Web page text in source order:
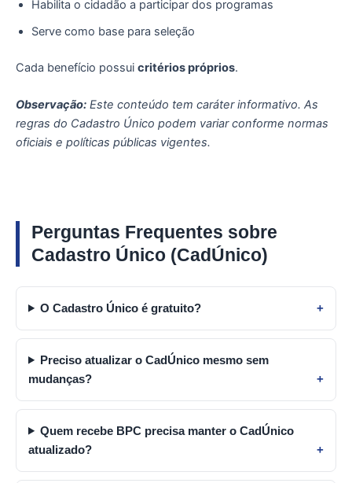
Habilita o cidadão a participar dos programas
Serve como base para seleção
Cada benefício possui critérios próprios.
Observação: Este conteúdo tem caráter informativo. As
regras do Cadastro Único podem variar conforme normas
oficiais e políticas públicas vigentes.
Perguntas Frequentes sobre
Cadastro Único (CadÚnico)
O Cadastro Único é gratuito?
Preciso atualizar o CadÚnico mesmo sem
mudanças?
Quem recebe BPC precisa manter o CadÚnico
atualizado?